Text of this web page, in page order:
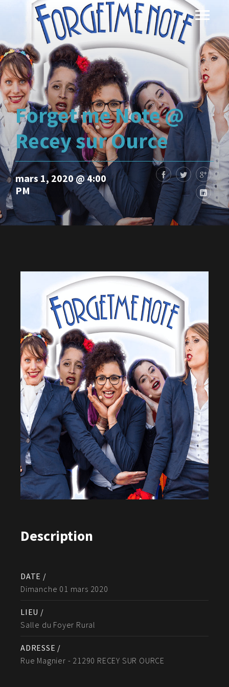
Forget me Note @
Recey sur Ource
mars 1, 2020 @ 4:00
PM
Description
DATE /
Dimanche 01 mars 2020
LIEU /
Salle du Foyer Rural
ADRESSE /
Rue Magnier - 21290 RECEY SUR OURCE